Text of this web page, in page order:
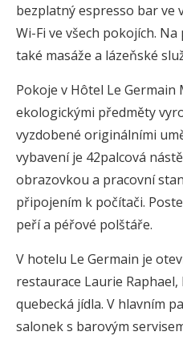
bezplatný espresso bar ve
Wi-Fi ve všech pokojích.
také masáže a lázeňské
Pokoje v Hôtel Le
ekologickými předměty
vyzdobené originálními
vybavení je 42palcová
obrazovkou a pracovní
připojením k počítači.
peří a péřové polštáře.
V hotelu Le Germain je
restaurace Laurie
quebecká jídla. V hlavním
salonek s barovým